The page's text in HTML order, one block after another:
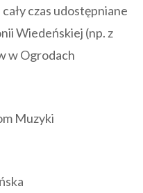
czas udostępniane
Wiedeńskiej (np. z
w Ogrodach